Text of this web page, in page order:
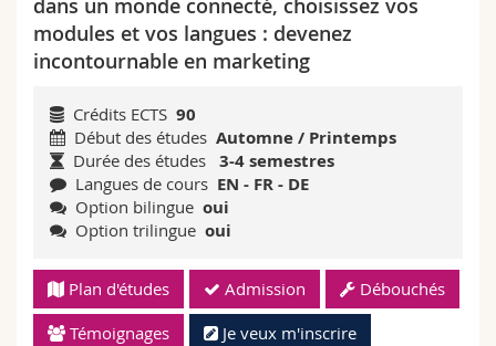
Sciences et médecine
Interfacultaire
Collaborateurs
Doctorants
Webmail
MyUnifr
dans un monde connecté, choisissez vos
modules et vos langues : devenez
incontournable en marketing
Crédits ECTS 90
Début des études Automne / Printemps
Durée des études 3-4 semestres
Langues de cours EN - FR - DE
Option bilingue oui
Option trilingue oui
Plan d'études Admission
Débouchés
Témoignages
Je veux m'inscrire